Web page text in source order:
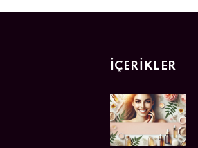
İÇERIKLER